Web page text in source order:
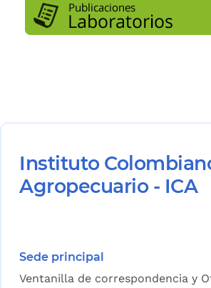
Instituto
Agropecuario - ICA
Sede principal
Ventanilla de correspondencia y